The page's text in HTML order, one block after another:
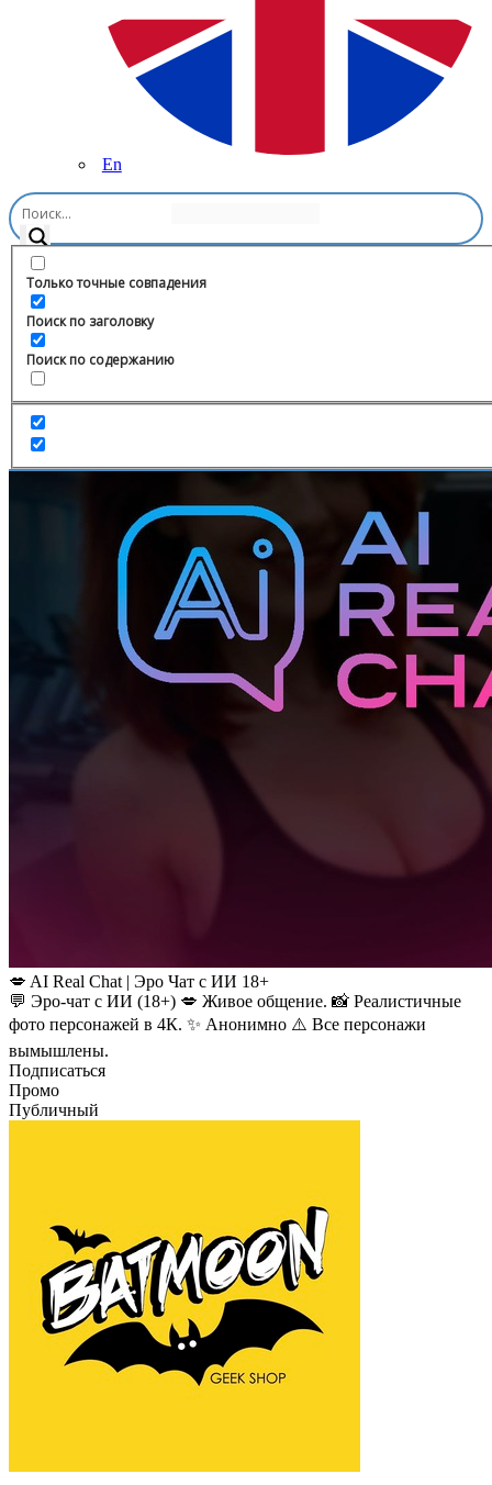
En
Только точные совпадения
Поиск по заголовку
Поиск по содержанию
Главная
💋 AI Real Chat | Эро Чат с ИИ 18+
💬 Эро-чат с ИИ (18+) 💋 Живое общение. 📸 Реалистичные
фото персонажей в 4К. ✨ Анонимно ⚠️ Все персонажи
вымышлены.
Подписаться
Промо
Публичный